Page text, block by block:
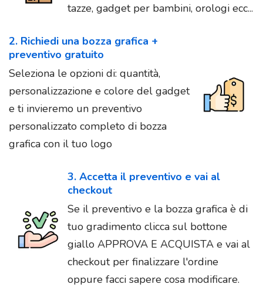
tazze, gadget per bambini, orologi ecc...
2. Richiedi una bozza grafica +
preventivo gratuito
Seleziona le opzioni di: quantità,
personalizzazione e colore del gadget
e ti invieremo un preventivo
personalizzato completo di bozza
grafica con il tuo logo
3. Accetta il preventivo e vai al
checkout
Se il preventivo e la bozza grafica è di
tuo gradimento clicca sul bottone
giallo APPROVA E ACQUISTA e vai al
checkout per finalizzare l'ordine
oppure facci sapere cosa modificare.